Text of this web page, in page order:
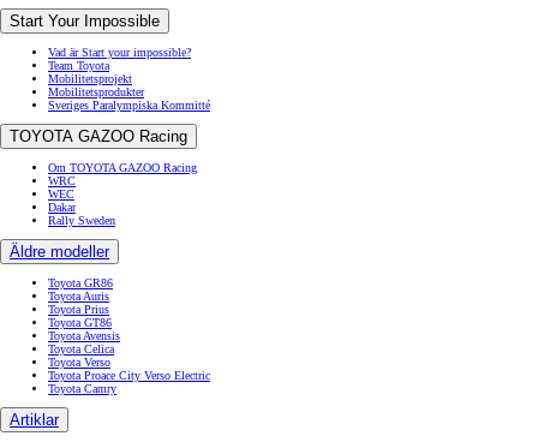
Start Your Impossible
Vad är Start your impossible?
Team Toyota
Mobilitetsprojekt
Mobilitetsprodukter
Sveriges Paralympiska Kommitté
TOYOTA GAZOO Racing
Om TOYOTA GAZOO Racing
WRC
WEC
Dakar
Rally Sweden
Äldre modeller
Toyota GR86
Toyota Auris
Toyota Prius
Toyota GT86
Toyota Avensis
Toyota Celica
Toyota Verso
Toyota Proace City Verso Electric
Toyota Camry
Artiklar